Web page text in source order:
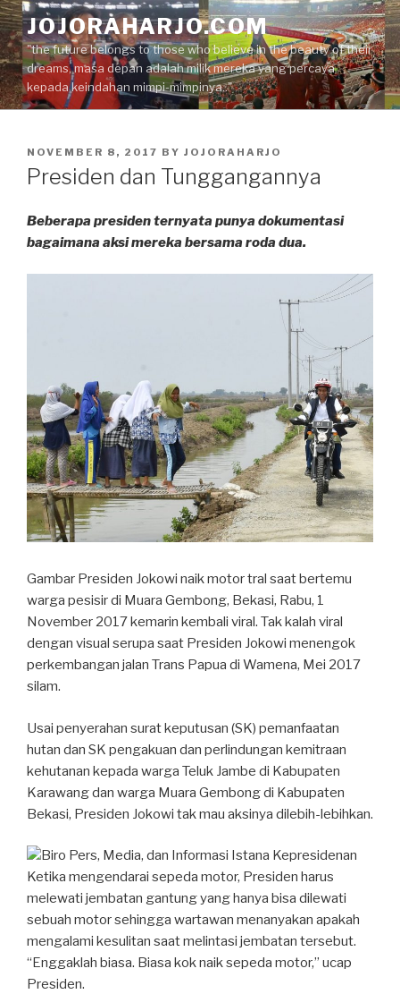
Skip
to
content
JOJORAHARJO.COM
"the future belongs to those who believe in the beauty of their
dreams, masa depan adalah milik mereka yang percaya
kepada keindahan mimpi-mimpinya.."
POSTED
ON
NOVEMBER 8, 2017 BY JOJORAHARJO
Presiden dan Tunggangannya
Beberapa presiden ternyata punya dokumentasi
bagaimana aksi mereka bersama roda dua.
Gambar Presiden Jokowi naik motor tral saat bertemu
warga pesisir di Muara Gembong, Bekasi, Rabu, 1
November 2017 kemarin kembali viral. Tak kalah viral
dengan visual serupa saat Presiden Jokowi menengok
perkembangan jalan Trans Papua di Wamena, Mei 2017
silam.
Usai penyerahan surat keputusan (SK) pemanfaatan
hutan dan SK pengakuan dan perlindungan kemitraan
kehutanan kepada warga Teluk Jambe di Kabupaten
Karawang dan warga Muara Gembong di Kabupaten
Bekasi, Presiden Jokowi tak mau aksinya dilebih-lebihkan.
Biro Pers, Media, dan Informasi Istana Kepresidenan
Ketika mengendarai sepeda motor, Presiden harus
melewati jembatan gantung yang hanya bisa dilewati
sebuah motor sehingga wartawan menanyakan apakah
mengalami kesulitan saat melintasi jembatan tersebut.
“Enggaklah biasa. Biasa kok naik sepeda motor,” ucap
Presiden.